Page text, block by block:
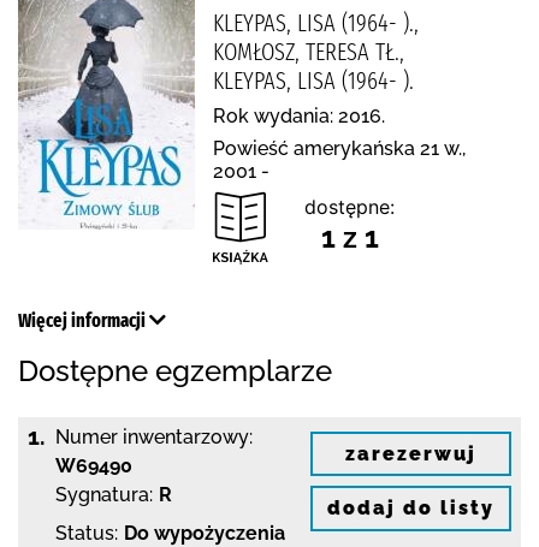
KLEYPAS, LISA (1964- ).,
KOMŁOSZ, TERESA TŁ.,
KLEYPAS, LISA (1964- ).
Rok wydania: 2016.
Powieść amerykańska 21 w.,
2001 -
dostępne:
1 z 1
Więcej informacji
Dostępne egzemplarze
1. Numer inwentarzowy:
W69490
Sygnatura: R
Status: Do wypożyczenia
zarezerwuj
dodaj do listy